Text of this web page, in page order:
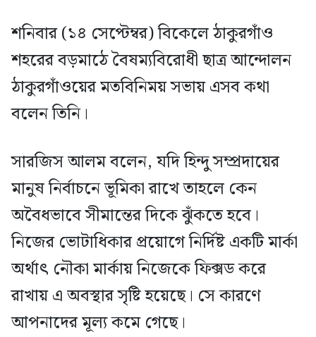
শনিবার (১৪ সেপ্টেম্বর) বিকেলে ঠাকুরগাঁও
শহরের বড়মাঠে বৈষম্যবিরোধী ছাত্র আন্দোলন
ঠাকুরগাঁওয়ের মতবিনিময় সভায় এসব কথা
বলেন তিনি।
সারজিস আলম বলেন, যদি হিন্দু সম্প্রদায়ের
মানুষ নির্বাচনে ভূমিকা রাখে তাহলে কেন
অবৈধভাবে সীমান্তের দিকে ঝুঁকতে হবে।
নিজের ভোটাধিকার প্রয়োগে নির্দিষ্ট একটি মার্কা
অর্থাৎ নৌকা মার্কায় নিজেকে ফিক্সড করে
রাখায় এ অবস্থার সৃষ্টি হয়েছে। সে কারণে
আপনাদের মূল্য কমে গেছে।